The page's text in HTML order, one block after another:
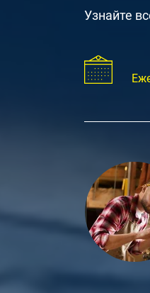
Узнайте